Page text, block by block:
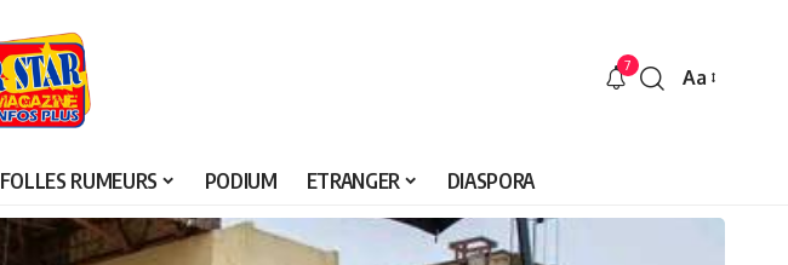
7
Font
Aa
FOLLES RUMEURS PODIUM ETRANGER DIASPORA